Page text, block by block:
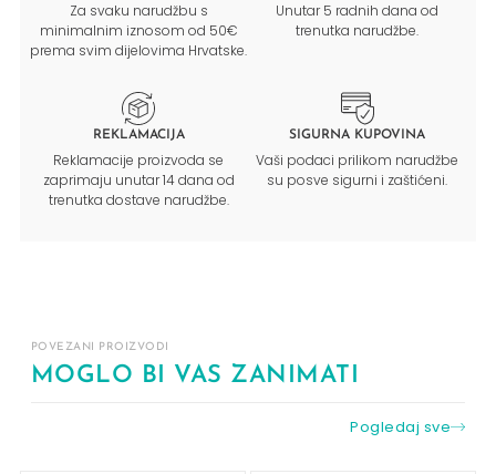
Za svaku narudžbu s
minimalnim iznosom od 50€
prema svim dijelovima Hrvatske.
Unutar 5 radnih dana od
trenutka narudžbe.
REKLAMACIJA
Reklamacije proizvoda se
zaprimaju unutar 14 dana od
trenutka dostave narudžbe.
SIGURNA KUPOVINA
Vaši podaci prilikom narudžbe
su posve sigurni i zaštićeni.
POVEZANI PROIZVODI
MOGLO BI VAS ZANIMATI
Pogledaj sve